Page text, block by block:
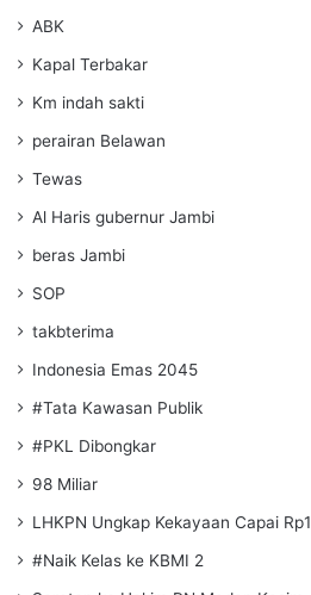
ABK
Kapal Terbakar
Km indah sakti
perairan Belawan
Tewas
Al Haris gubernur Jambi
beras Jambi
SOP
takbterima
Indonesia Emas 2045
#Tata Kawasan Publik
#PKL Dibongkar
98 Miliar
LHKPN Ungkap Kekayaan Capai Rp1
#Naik Kelas ke KBMI 2